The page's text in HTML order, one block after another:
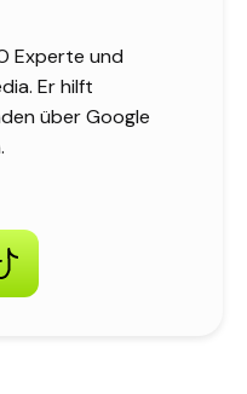
Experte und
Er hilft
über Google